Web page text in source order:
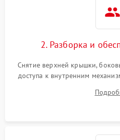
2. Разборка и
Снятие верхней крышки,
доступа к внутренним
Обеспечение свободного